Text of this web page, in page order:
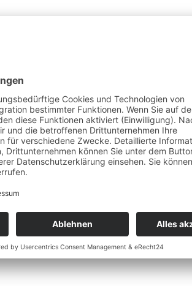
den neuesten Blogartikel auf dem laufenden.
. *Erforderlich